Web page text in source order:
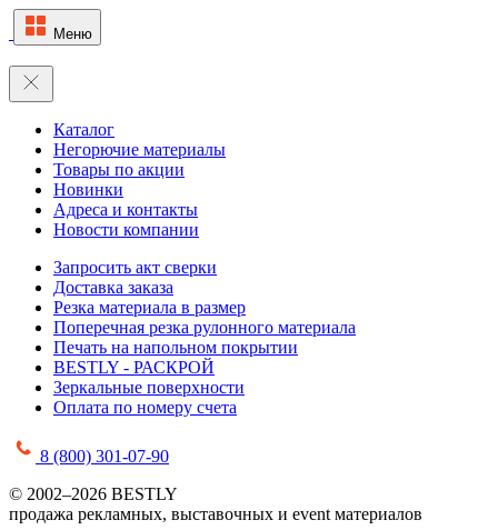
Меню
Каталог
Негорючие материалы
Товары по акции
Новинки
Адреса и контакты
Новости компании
Запросить акт сверки
Доставка заказа
Резка материала в размер
Поперечная резка рулонного материала
Печать на напольном покрытии
BESTLY - РАСКРОЙ
Зеркальные поверхности
Оплата по номеру счета
8 (800) 301-07-90
© 2002–2026 BESTLY
продажа рекламных, выставочных и event материалов